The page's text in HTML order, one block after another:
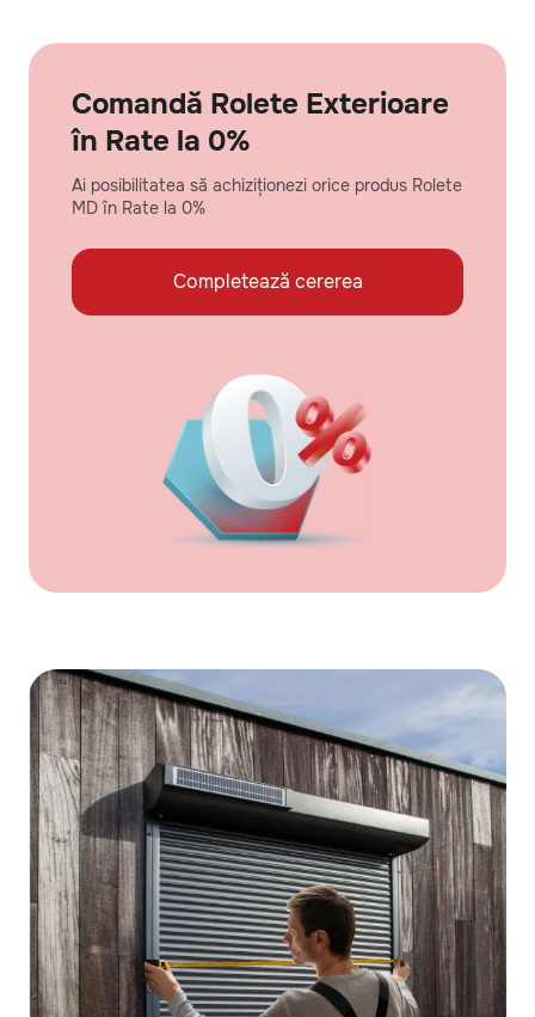
Comandă Rolete Exterioare
în Rate la 0%
Ai posibilitatea să achiziționezi orice produs Rolete
MD în Rate la 0%
Completează cererea